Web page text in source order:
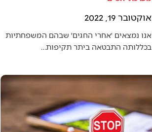
אוקטובר 19, 2022
אנו נמצאים ׳אחרי החגים׳ שבהם המשפחתיות
בכללותה התבטאה ביתר תקיפות…